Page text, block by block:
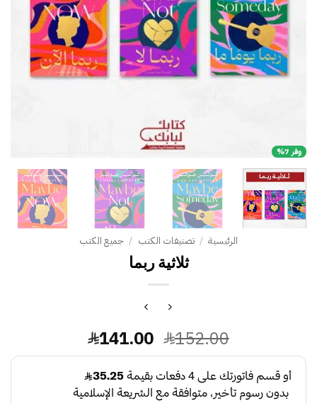
وفر 7%
الرئيسية / تصنيفات الكتب / جميع الكتب
ثلاثية ربما
152.00 السعر
الأصلي
هو:
152.00.
141.00 السعر
الحالي
هو:
141.00.